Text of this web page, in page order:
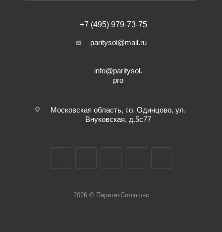
+7 (495) 979-73-75
paritysol@mail.ru
info@paritysol.
pro
Московская область, г.о. Одинцово, ул.
Внуковская, д.5с77
2026 © ПаритетСолюшнс